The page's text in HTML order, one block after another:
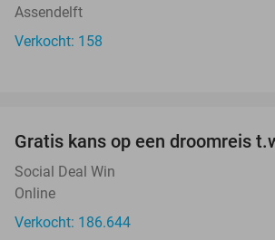
Assendelft
Verkocht: 158
Gratis kans op een droomreis
Social Deal Win
Online
Verkocht: 186.644